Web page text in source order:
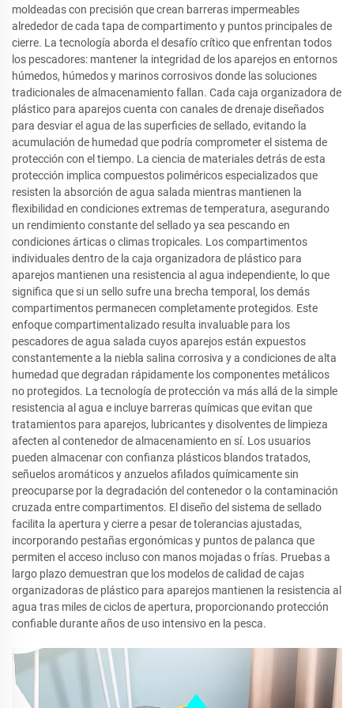
moldeadas con precisión que crean barreras impermeables
alrededor de cada tapa de compartimento y puntos principales de
cierre. La tecnología aborda el desafío crítico que enfrentan todos
los pescadores: mantener la integridad de los aparejos en entornos
húmedos, húmedos y marinos corrosivos donde las soluciones
tradicionales de almacenamiento fallan. Cada caja organizadora de
plástico para aparejos cuenta con canales de drenaje diseñados
para desviar el agua de las superficies de sellado, evitando la
acumulación de humedad que podría comprometer el sistema de
protección con el tiempo. La ciencia de materiales detrás de esta
protección implica compuestos poliméricos especializados que
resisten la absorción de agua salada mientras mantienen la
flexibilidad en condiciones extremas de temperatura, asegurando
un rendimiento constante del sellado ya sea pescando en
condiciones árticas o climas tropicales. Los compartimentos
individuales dentro de la caja organizadora de plástico para
aparejos mantienen una resistencia al agua independiente, lo que
significa que si un sello sufre una brecha temporal, los demás
compartimentos permanecen completamente protegidos. Este
enfoque compartimentalizado resulta invaluable para los
pescadores de agua salada cuyos aparejos están expuestos
constantemente a la niebla salina corrosiva y a condiciones de alta
humedad que degradan rápidamente los componentes metálicos
no protegidos. La tecnología de protección va más allá de la simple
resistencia al agua e incluye barreras químicas que evitan que
tratamientos para aparejos, lubricantes y disolventes de limpieza
afecten al contenedor de almacenamiento en sí. Los usuarios
pueden almacenar con confianza plásticos blandos tratados,
señuelos aromáticos y anzuelos afilados químicamente sin
preocuparse por la degradación del contenedor o la contaminación
cruzada entre compartimentos. El diseño del sistema de sellado
facilita la apertura y cierre a pesar de tolerancias ajustadas,
incorporando pestañas ergonómicas y puntos de palanca que
permiten el acceso incluso con manos mojadas o frías. Pruebas a
largo plazo demuestran que los modelos de calidad de cajas
organizadoras de plástico para aparejos mantienen la resistencia al
agua tras miles de ciclos de apertura, proporcionando protección
confiable durante años de uso intensivo en la pesca.